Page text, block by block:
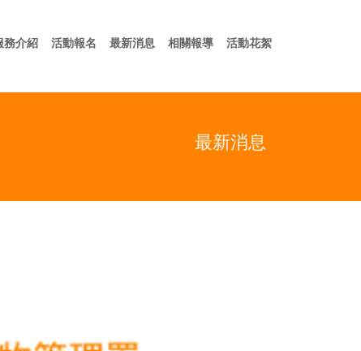
們
務介紹服務介紹
活動報名 活動報名
最新消息 最新消息
相關報導相關報導
活動花絮活動花絮
最新消息